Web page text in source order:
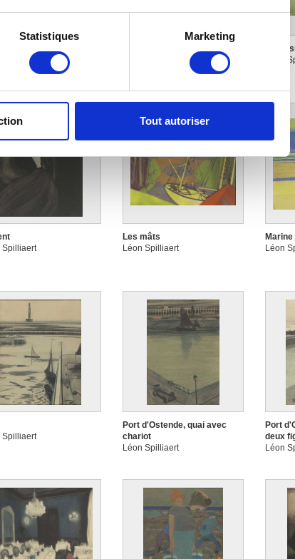
qui peuvent être précises à plusieurs mètres près
combiner celles-ci avec d'autres informations que
de leurs services.
Statistiques Marketing
Tout autoriser
Spilliaert
La
Léon
Spilliaert
Les mâts
Léon Spilliaert
Léon
Spilliaert
Port d'Ostende, quai avec
chariot
Léon Spilliaert
Port
deux
Léon